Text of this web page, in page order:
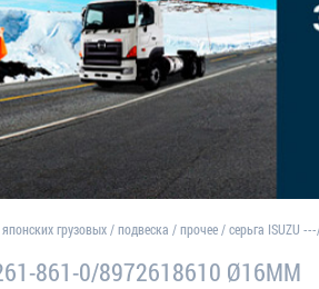
грузовых/подвеска /прочее/серьга ISUZU
861-0/8972618610 Ø16MM